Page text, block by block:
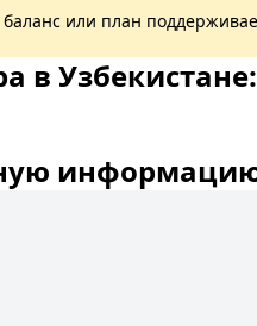
баланс или план
в Узбекистане:
информацию